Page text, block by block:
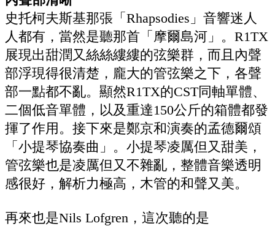
史托柯夫斯基那張「Rhapsodies」音響迷人
人都有，當然是聽那首「摩爾島河」。R1TX
展現出甜潤又絲絲縷縷的弦樂群，而且內聲
部浮現得很清楚，龐大的管弦樂之下，各聲
部一點都不亂。顯然R1TX的CST同軸單體、
二個低音單體，以及重達150公斤的箱體都發
揮了作用。接下來是鄭京和演奏的孟德爾頌
「小提琴協奏曲」。小提琴凌厲但又甜美，
管弦樂也是凌厲但又不雜亂，整體音樂透明
感很好，解析力極高，木管的和聲又美。
再來也是Nils Lofgren，這次聽的是